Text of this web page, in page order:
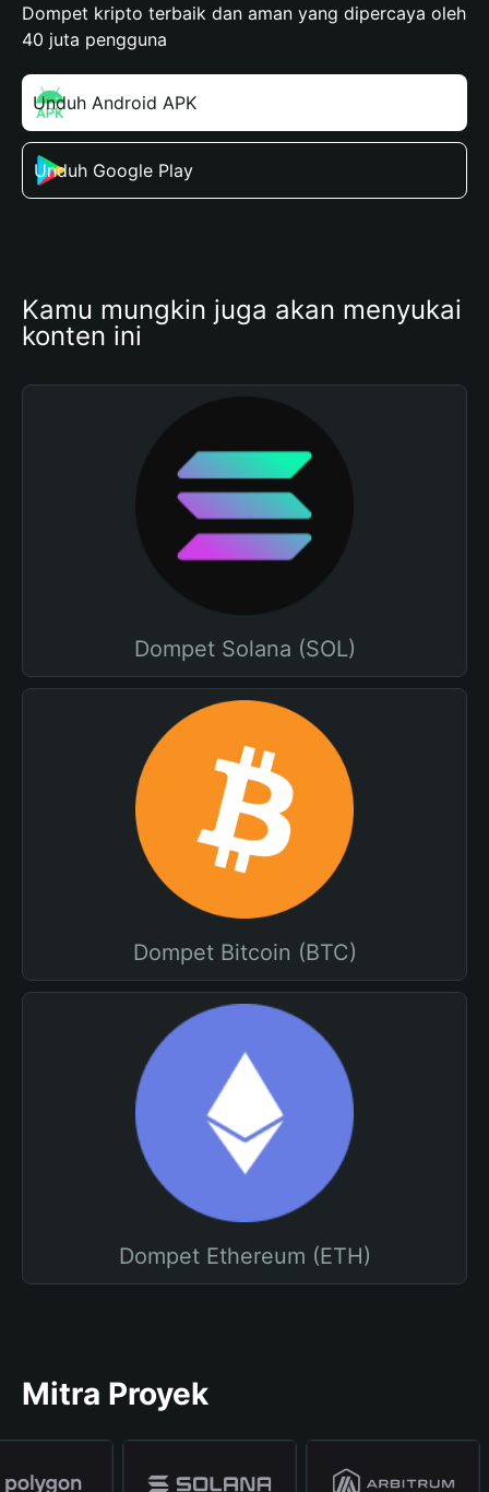
Dompet kripto terbaik dan aman yang dipercaya oleh
40 juta pengguna
Unduh Android APK
Unduh Google Play
Kamu mungkin juga akan menyukai
konten ini
Dompet Solana (SOL)
Dompet Bitcoin (BTC)
Dompet Ethereum (ETH)
Mitra Proyek